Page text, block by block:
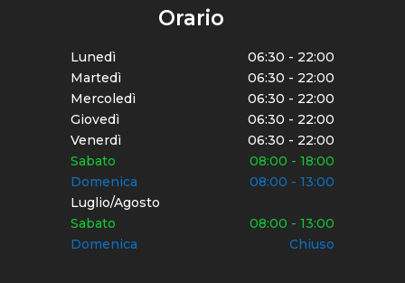
Orario
Lunedì
06:30 - 22:00
Martedì
06:30 - 22:00
Mercoledì
06:30 - 22:00
Giovedì
06:30 - 22:00
Venerdì
06:30 - 22:00
Sabato
08:00 - 18:00
Domenica
08:00 - 13:00
Luglio/Agosto
Sabato
08:00 - 13:00
Domenica
Chiuso